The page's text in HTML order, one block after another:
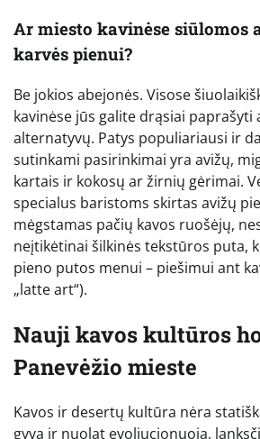
Ar miesto kavinėse siūlomos
karvės pienui?
Be jokios abejonės. Visose
kavinėse jūs galite drąsiai paprašyti
alternatyvų. Patys populiariausi ir
sutinkami pasirinkimai yra avižų,
kartais ir kokosų ar žirnių gėrimai.
specialus baristoms skirtas avižų
mėgstamas pačių kavos ruošėjų,
neįtikėtinai šilkinės tekstūros puta,
pieno putos menui – piešimui ant
„latte art“).
Nauji kavos kultūros
Panevėžio mieste
Kavos ir desertų kultūra nėra
gyva ir nuolat evoliucionuoja,